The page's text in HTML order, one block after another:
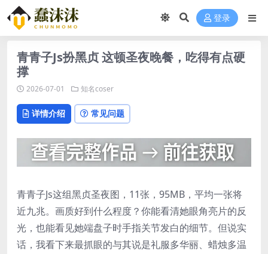
登录
青青子Js扮黑贞 这顿圣夜晚餐，吃得有点硬
撑
2026-07-01 知名coser
详情介绍 常见问题
青青子Js这组黑贞圣夜图，11张，95MB，平均一张将
近九兆。画质好到什么程度？你能看清她眼角亮片的反
光，也能看见她端盘子时手指关节发白的细节。但说实
话，我看下来最抓眼的与其说是礼服多华丽、蜡烛多温